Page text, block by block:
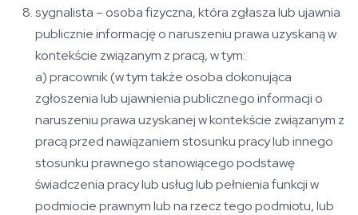
sygnalista – osoba fizyczna, która zgłasza lub ujawnia
publicznie informację o naruszeniu prawa uzyskaną w
kontekście związanym z pracą, w tym:
a) pracownik (w tym także osoba dokonująca
zgłoszenia lub ujawnienia publicznego informacji o
naruszeniu prawa uzyskanej w kontekście związanym z
pracą przed nawiązaniem stosunku pracy lub innego
stosunku prawnego stanowiącego podstawę
świadczenia pracy lub usług lub pełnienia funkcji w
podmiocie prawnym lub na rzecz tego podmiotu, lub